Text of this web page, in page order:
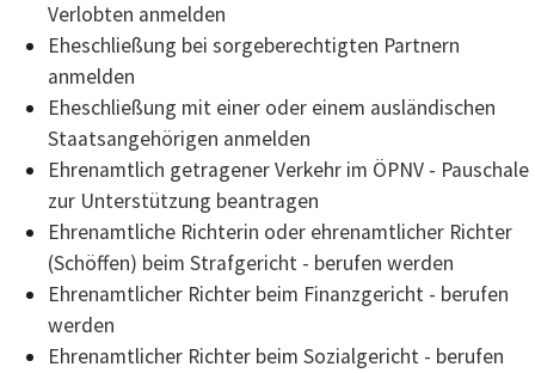
Verlobten anmelden
Eheschließung bei sorgeberechtigten Partnern
anmelden
Eheschließung mit einer oder einem ausländischen
Staatsangehörigen anmelden
Ehrenamtlich getragener Verkehr im ÖPNV - Pauschale
zur Unterstützung beantragen
Ehrenamtliche Richterin oder ehrenamtlicher Richter
(Schöffen) beim Strafgericht - berufen werden
Ehrenamtlicher Richter beim Finanzgericht - berufen
werden
Ehrenamtlicher Richter beim Sozialgericht - berufen